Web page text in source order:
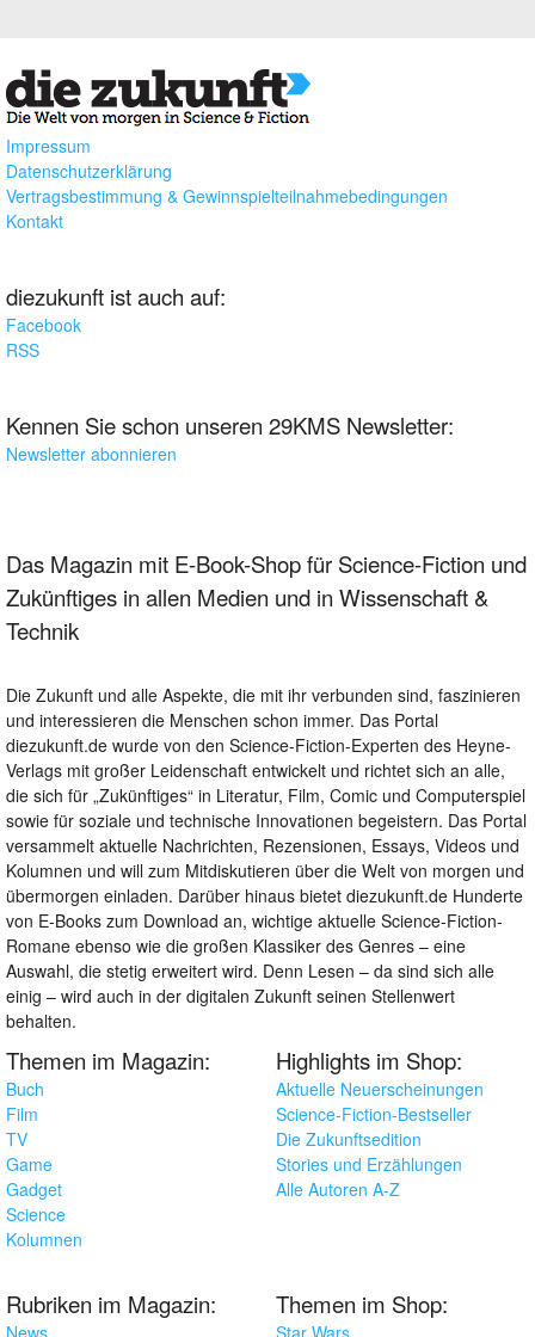
Impressum
Datenschutzerklärung
Vertragsbestimmung & Gewinnspielteilnahmebedingungen
Kontakt
diezukunft ist auch auf:
Facebook
RSS
Kennen Sie schon unseren 29KMS Newsletter:
Newsletter abonnieren
Das Magazin mit E-Book-Shop für Science-Fiction und
Zukünftiges in allen Medien und in Wissenschaft &
Technik
Die Zukunft und alle Aspekte, die mit ihr verbunden sind, faszinieren
und interessieren die Menschen schon immer. Das Portal
diezukunft.de wurde von den Science-Fiction-Experten des Heyne-
Verlags mit großer Leidenschaft entwickelt und richtet sich an alle,
die sich für „Zukünftiges“ in Literatur, Film, Comic und Computerspiel
sowie für soziale und technische Innovationen begeistern. Das Portal
versammelt aktuelle Nachrichten, Rezensionen, Essays, Videos und
Kolumnen und will zum Mitdiskutieren über die Welt von morgen und
übermorgen einladen. Darüber hinaus bietet diezukunft.de Hunderte
von E-Books zum Download an, wichtige aktuelle Science-Fiction-
Romane ebenso wie die großen Klassiker des Genres – eine
Auswahl, die stetig erweitert wird. Denn Lesen – da sind sich alle
einig – wird auch in der digitalen Zukunft seinen Stellenwert
behalten.
Themen im Magazin:
Buch
Film
TV
Game
Gadget
Science
Kolumnen
Highlights im Shop:
Aktuelle Neuerscheinungen
Science-Fiction-Bestseller
Die Zukunftsedition
Stories und Erzählungen
Alle Autoren A-Z
Rubriken im Magazin: Themen im Shop: